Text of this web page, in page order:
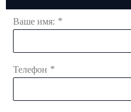
Ваше имя: *
Телефон *